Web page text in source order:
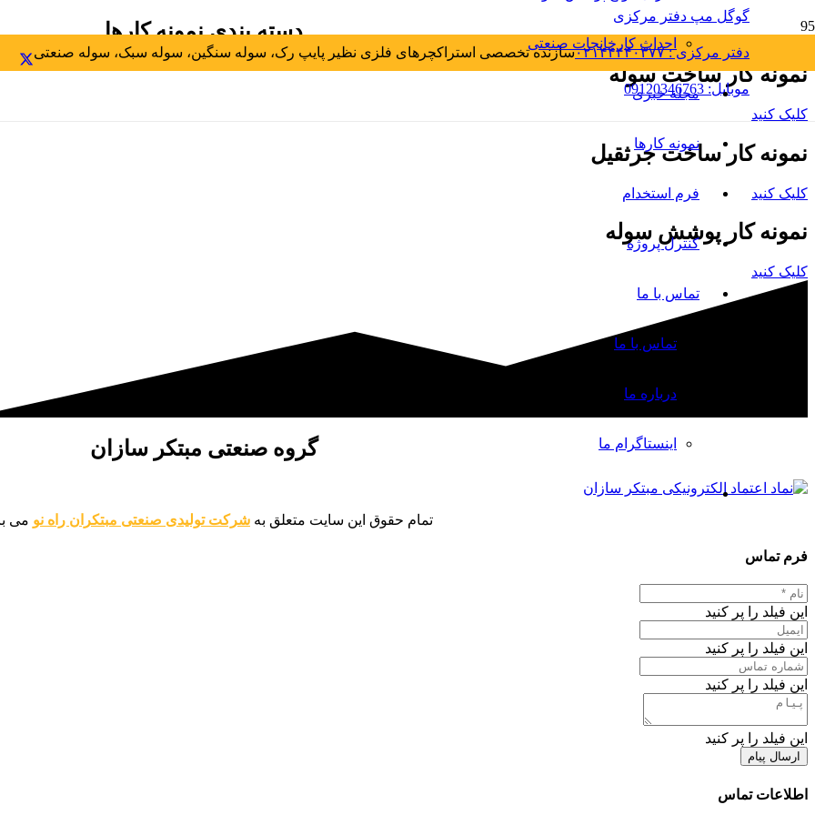
گوگل مپ دفتر مرکزی
دفتر مرکزی : ۰۲۱۴۴۴۴۰۳۷۷
موبایل: 09120346763
سازنده تخصصی استراکچرهای فلزی نظیر پایپ رک، سوله سنگین، سوله سبک، سوله صنعتی
احداث کارخانجات صنعتی
مجله خبری
نمونه کارها
فرم استخدام
کنترل پروژه
تماس با ما
تماس با ما
درباره ما
اینستاگرام ما
دسته بندی نمونه کارها
نمونه کار ساخت سوله
کلیک کنید
نمونه کار ساخت جرثقیل
کلیک کنید
نمونه کار پوشش سوله
کلیک کنید
گروه صنعتی مبتکر سازان
تمام حقوق این سایت متعلق به شرکت تولیدی صنعتی مبتکران راه نو می
فرم تماس
این فیلد را پر کنید
این فیلد را پر کنید
این فیلد را پر کنید
این فیلد را پر کنید
ارسال پیام
اطلاعات تماس